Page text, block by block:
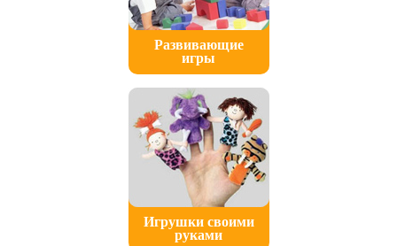
Развивающие
игры
Игрушки своими
руками